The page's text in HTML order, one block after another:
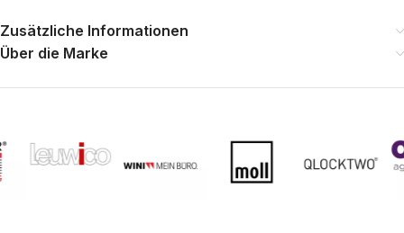
Zusätzliche Informationen
Über die Marke